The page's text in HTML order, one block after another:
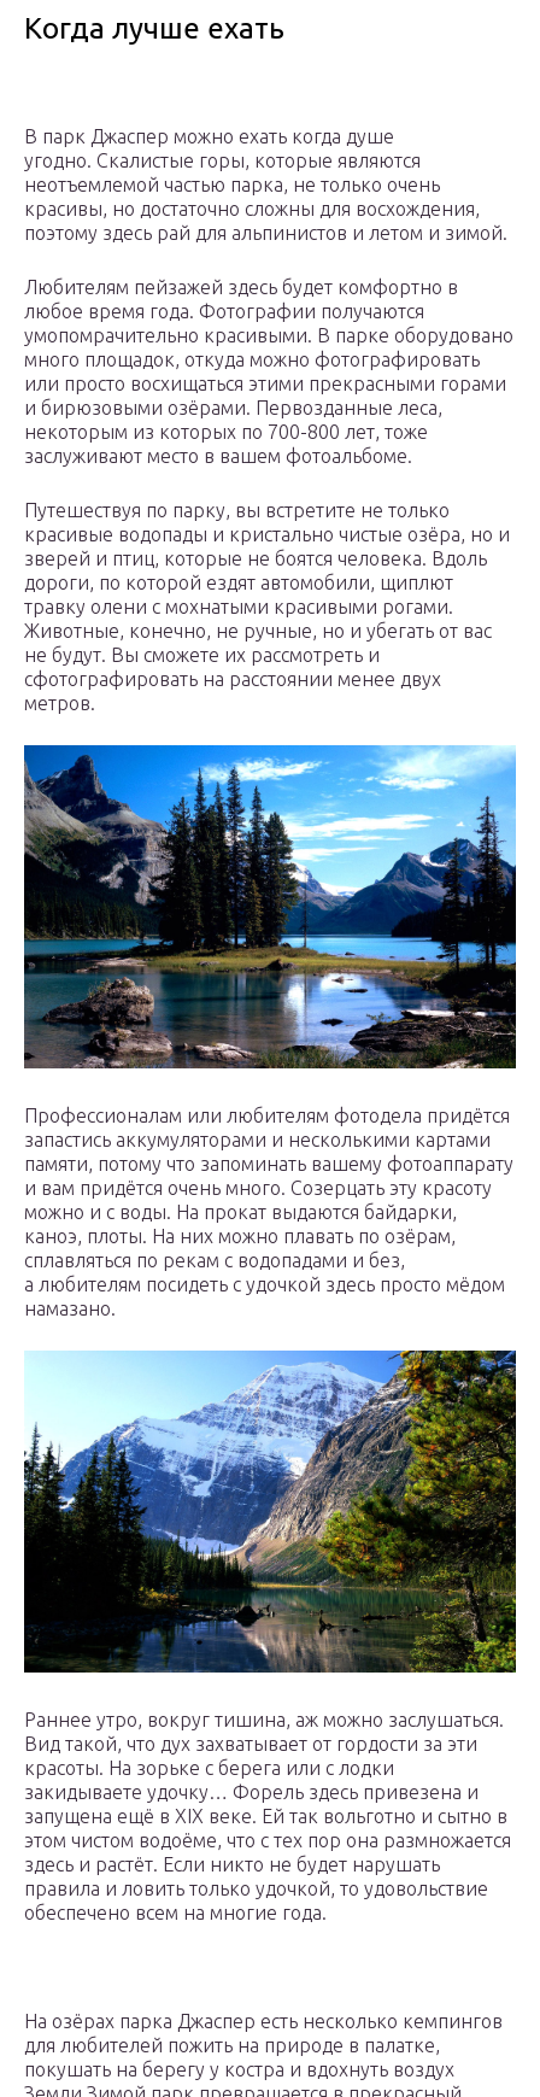
Когда лучше ехать
В парк Джаспер можно ехать когда душе
угодно. Скалистые горы, которые являются
неотъемлемой частью парка, не только очень
красивы, но достаточно сложны для восхождения,
поэтому здесь рай для альпинистов и летом и зимой.
Любителям пейзажей здесь будет комфортно в
любое время года. Фотографии получаются
умопомрачительно красивыми. В парке оборудовано
много площадок, откуда можно фотографировать
или просто восхищаться этими прекрасными горами
и бирюзовыми озёрами. Первозданные леса,
некоторым из которых по 700-800 лет, тоже
заслуживают место в вашем фотоальбоме.
Путешествуя по парку, вы встретите не только
красивые водопады и кристально чистые озёра, но и
зверей и птиц, которые не боятся человека. Вдоль
дороги, по которой ездят автомобили, щиплют
травку олени с мохнатыми красивыми рогами.
Животные, конечно, не ручные, но и убегать от вас
не будут. Вы сможете их рассмотреть и
сфотографировать на расстоянии менее двух
метров.
Профессионалам или любителям фотодела придётся
запастись аккумуляторами и несколькими картами
памяти, потому что запоминать вашему фотоаппарату
и вам придётся очень много. Созерцать эту красоту
можно и с воды. На прокат выдаются байдарки,
каноэ, плоты. На них можно плавать по озёрам,
сплавляться по рекам с водопадами и без,
а любителям посидеть с удочкой здесь просто мёдом
намазано.
Раннее утро, вокруг тишина, аж можно заслушаться.
Вид такой, что дух захватывает от гордости за эти
красоты. На зорьке с берега или с лодки
закидываете удочку… Форель здесь привезена и
запущена ещё в XIX веке. Ей так вольготно и сытно в
этом чистом водоёме, что с тех пор она размножается
здесь и растёт. Если никто не будет нарушать
правила и ловить только удочкой, то удовольствие
обеспечено всем на многие года.
На озёрах парка Джаспер есть несколько кемпингов
для любителей пожить на природе в палатке,
покушать на берегу у костра и вдохнуть воздух